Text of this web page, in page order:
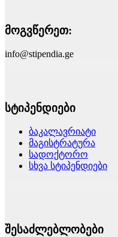
მოგვწერეთ:
info@stipendia.ge
სტიპენდიები
ბაკალავრიატი
მაგისტრატურა
სადოქტორო
სხვა სტიპენდიები
შესაძლებლობები